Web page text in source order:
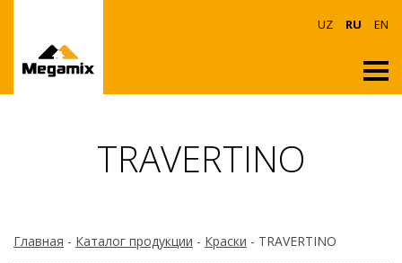
UZ RU EN
TRAVERTINO
Главная - Каталог продукции - Краски - TRAVERTINO